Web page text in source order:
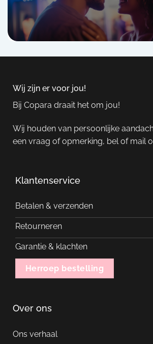
Wij zijn er voor jou!
Bij Copara draait het om jou!
Wij houden van persoonlijke
een vraag of opmerking, bel of mail
Klantenservice
Betalen & verzenden
Retourneren
Garantie & klachten
Herroep bestelling
Over ons
Ons verhaal